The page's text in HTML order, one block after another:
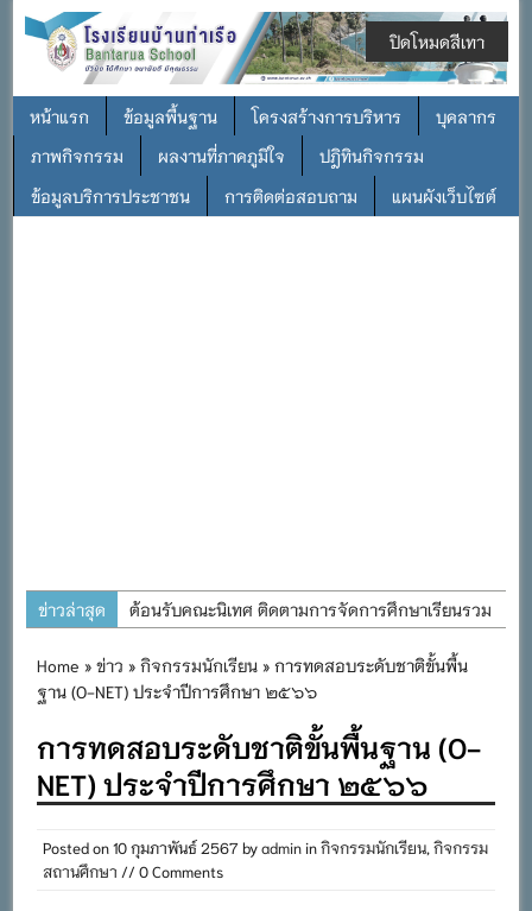
หน้าแรก ข้อมูลพื้นฐาน โครงสร้างการบริหาร
บุคลากร
ภาพกิจกรรม
ผลงานที่ภาคภูมิใจ
ปฎิทินกิจกรรม
ข้อมูลบริการประชาชน
การติดต่อสอบถาม แผนผังเว็บไซต์
ข่าวล่าสุด
ต้อนรับคณะนิเทศ ติดตามการจัดการศึกษาเรียนรวม
การอบรมการจัดทำแผนพัฒนาการจัดการศึกษาและ
สำนักงานเขตพื้นที่การศึกษาประถมศึกษาภูเก็ต
พิธีถวายเครื่องราชสักการะ วางพานพุ่ม และจุด
พระชนมพรรษา พระบาทสมเด็จพระเจ้าอยู่หัว ๒๘
กรกฎาคม ๒๕๖๙
Home »ข่าว »กิจกรรมนักเรียน » การทดสอบระดับชาติขั้นพื้น
ฐาน (O-NET) ประจำปีการศึกษา ๒๕๖๖
การทดสอบระดับชาติขั้นพื้นฐาน (O-
NET) ประจำปีการศึกษา ๒๕๖๖
Posted on10 กุมภาพันธ์ 2567byadmininกิจกรรมนักเรียน,กิจกรรม
สถานศึกษา // 0 Comments
ปิดโหมดสีเทา